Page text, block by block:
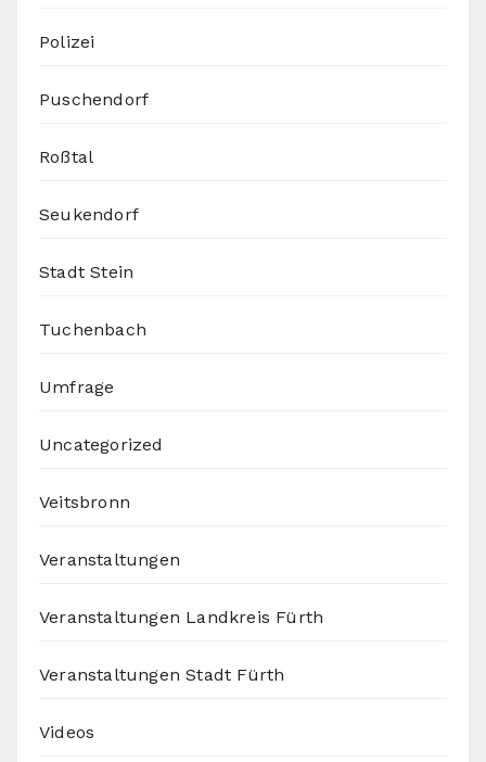
Polizei
Puschendorf
Roßtal
Seukendorf
Stadt Stein
Tuchenbach
Umfrage
Uncategorized
Veitsbronn
Veranstaltungen
Veranstaltungen Landkreis Fürth
Veranstaltungen Stadt Fürth
Videos